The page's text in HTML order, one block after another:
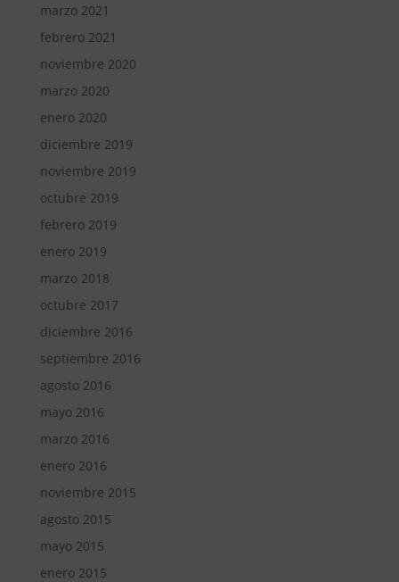
marzo 2021
febrero 2021
noviembre 2020
marzo 2020
enero 2020
diciembre 2019
noviembre 2019
octubre 2019
febrero 2019
enero 2019
marzo 2018
octubre 2017
diciembre 2016
septiembre 2016
agosto 2016
mayo 2016
marzo 2016
enero 2016
noviembre 2015
agosto 2015
mayo 2015
enero 2015